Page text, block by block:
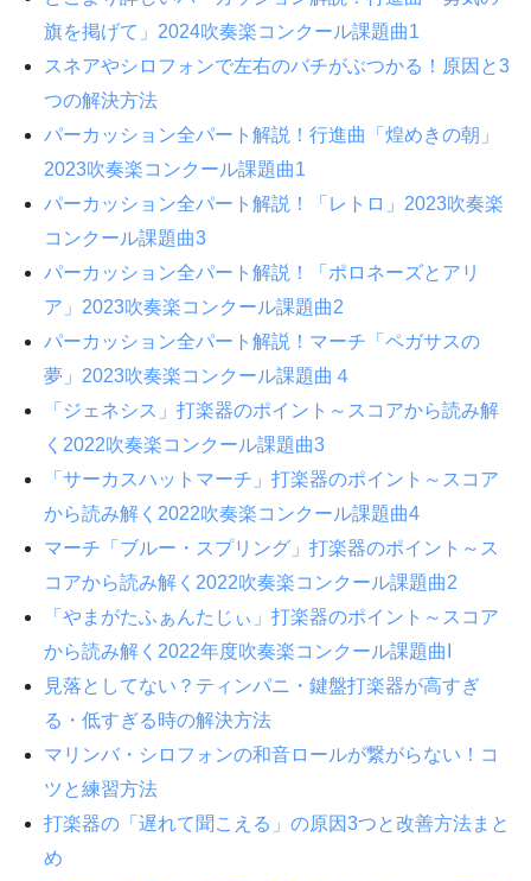
旗を掲げて」2024吹奏楽コンクール課題曲1
スネアやシロフォンで左右のバチがぶつかる！原因と3
つの解決方法
パーカッション全パート解説！行進曲「煌めきの朝」
2023吹奏楽コンクール課題曲1
パーカッション全パート解説！「レトロ」2023吹奏楽
コンクール課題曲3
パーカッション全パート解説！「ポロネーズとアリ
ア」2023吹奏楽コンクール課題曲2
パーカッション全パート解説！マーチ「ペガサスの
夢」2023吹奏楽コンクール課題曲４
「ジェネシス」打楽器のポイント～スコアから読み解
く2022吹奏楽コンクール課題曲3
「サーカスハットマーチ」打楽器のポイント～スコア
から読み解く2022吹奏楽コンクール課題曲4
マーチ「ブルー・スプリング」打楽器のポイント～ス
コアから読み解く2022吹奏楽コンクール課題曲2
「やまがたふぁんたじぃ」打楽器のポイント～スコア
から読み解く2022年度吹奏楽コンクール課題曲I
見落としてない？ティンパニ・鍵盤打楽器が高すぎ
る・低すぎる時の解決方法
マリンバ・シロフォンの和音ロールが繋がらない！コ
ツと練習方法
打楽器の「遅れて聞こえる」の原因3つと改善方法まと
め